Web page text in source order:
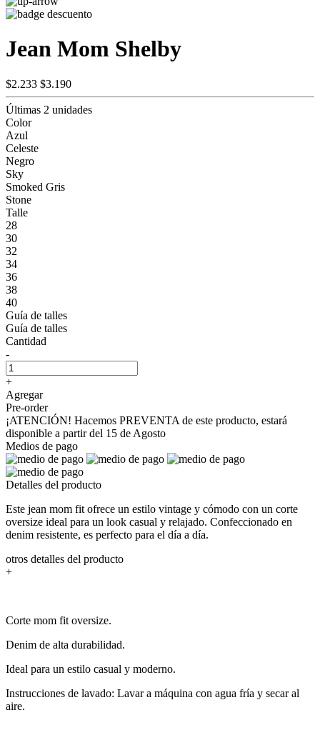
Jean Mom Shelby
$2.233 $3.190
Últimas 2 unidades
Color
Azul
Celeste
Negro
Sky
Smoked Gris
Stone
Talle
28
30
32
34
36
38
40
Guía de talles
Guía de talles
Cantidad
-
+
Agregar
Pre-order
¡ATENCIÓN! Hacemos PREVENTA de este producto, estará
disponible a partir del 15 de Agosto
Medios de pago
Detalles del producto
Este jean mom fit ofrece un estilo vintage y cómodo con un corte
oversize ideal para un look casual y relajado. Confeccionado en
denim resistente, es perfecto para el día a día.
otros detalles del producto
+
Corte mom fit oversize.
Denim de alta durabilidad.
Ideal para un estilo casual y moderno.
Instrucciones de lavado: Lavar a máquina con agua fría y secar al
aire.